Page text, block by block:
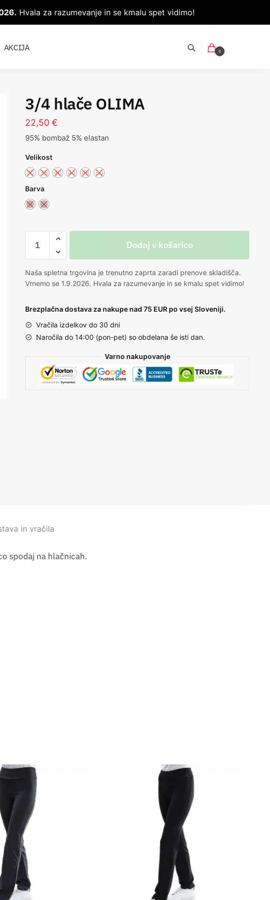
Hvala za razumevanje in se kmalu spet vidimo!
AKCIJA 0
3/4 hlače OLIMA
22,50€
95% bombaž 5% elastan
Velikost
36 38 40 44 48 50
Barva
Dodaj v košarico
Naša spletna trgovina je trenutno zaprta zaradi prenove skladišča.
Vrnemo se 1.9.2026. Hvala za razumevanje in se kmalu spet vidimo!
Brezplačna dostava za nakupe nad 75 EUR po vsej Sloveniji.
Vračila izdelkov do 30 dni
Naročila do 14:00 (pon-pet) so obdelana še isti dan.
Varno nakupovanje
in vračila
spodaj na hlačnicah.